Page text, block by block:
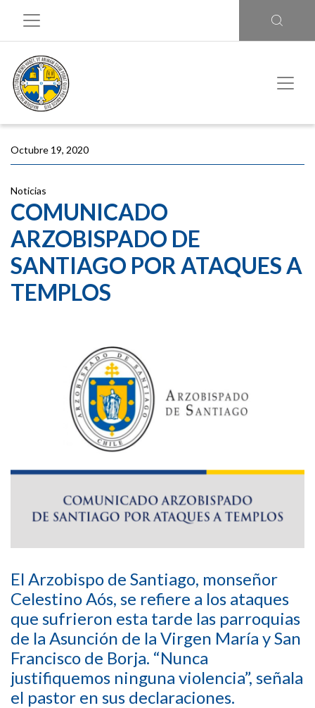
Octubre 19, 2020
Noticias
COMUNICADO
ARZOBISPADO DE
SANTIAGO POR ATAQUES A
TEMPLOS
El Arzobispo de Santiago, monseñor
Celestino Aós, se refiere a los ataques
que sufrieron esta tarde las parroquias
de la Asunción de la Virgen María y San
Francisco de Borja. “Nunca
justifiquemos ninguna violencia”, señala
el pastor en sus declaraciones.